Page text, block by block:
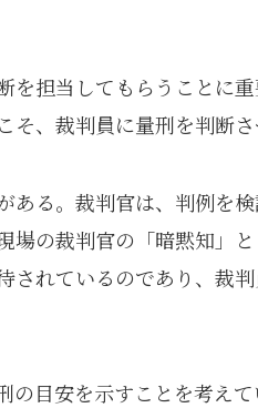
担当してもらうことに
、裁判員に量刑を判断さ
ある。裁判官は、判例を
場の裁判官の「暗黙知」
されているのであり、裁
の目安を示すことを考え